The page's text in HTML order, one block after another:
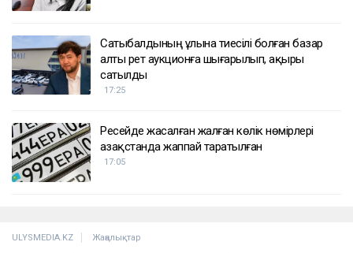
Сатыбалдының ұлына тиесілі болған базар
алты рет аукционға шығарылып, ақыры
сатылды
17:25
Ресейде жасалған жалған көлік нөмірлері
Қазақстанда жаппай таратылған
17:05
ULYSMEDIA.KZ Жаңалықтар